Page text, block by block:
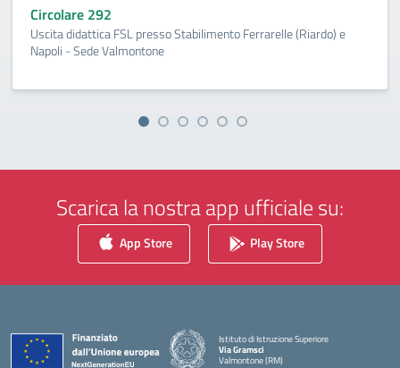
Circolare 292
Uscita didattica FSL presso Stabilimento Ferrarelle (Riardo) e
Napoli - Sede Valmontone
Scarica la nostra app ufficiale su:
App Store Play Store
Istituto di Istruzione Superiore
Via Gramsci
Valmontone (RM)